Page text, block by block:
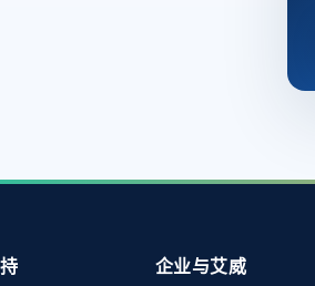
企业与艾威